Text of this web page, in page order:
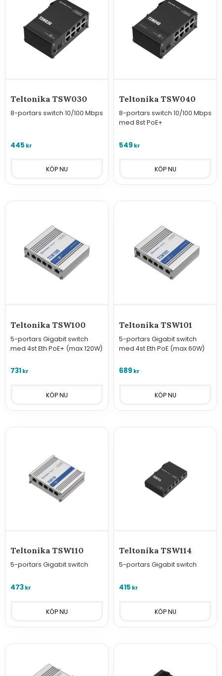
Teltonika TSW030
8-portars switch 10/100 Mbps
445 kr
Teltonika TSW040
8-portars switch 10/100 Mbps
med 8st PoE+
549kr
Teltonika TSW100
5-portars Gigabit switch
med 4st Eth PoE+ (max 120W)
731kr
Teltonika TSW101
5-portars Gigabit switch
med 4st Eth PoE (max 60W)
689kr
Teltonika TSW110
5-portars Gigabit switch
473kr
Teltonika TSW114
5-portars Gigabit switch
415 kr